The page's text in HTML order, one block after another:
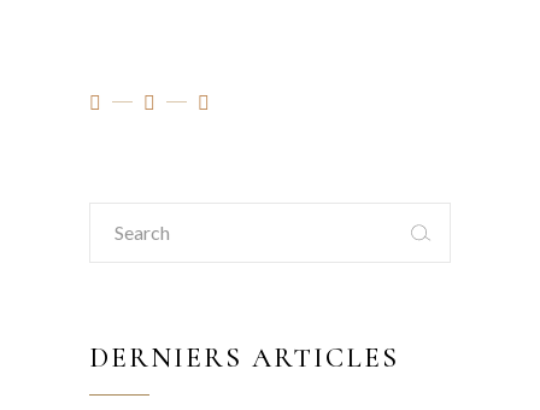
Search
for:
DERNIERS ARTICLES